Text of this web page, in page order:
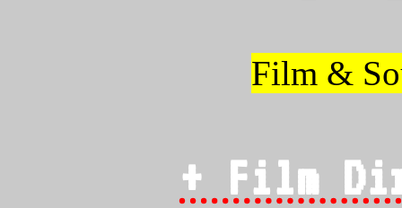
Film &
+ Film